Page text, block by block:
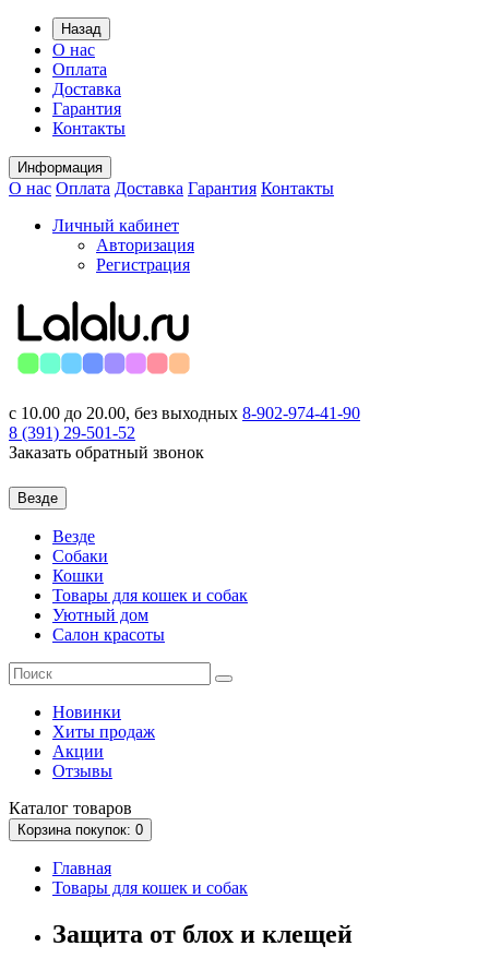
Назад
О нас
Оплата
Доставка
Гарантия
Контакты
Информация
О нас Оплата Доставка Гарантия Контакты
Личный кабинет
Авторизация
Регистрация
с 10.00 до 20.00, без выходных 8-902-974-41-90
8 (391) 29-501-52
Заказать обратный звонок
Везде
Везде
Собаки
Кошки
Товары для кошек и собак
Уютный дом
Салон красоты
Новинки
Хиты продаж
Акции
Отзывы
Каталог товаров
Корзинапокупок: 0
Главная
Товары для кошек и собак
Защита от блох и клещей